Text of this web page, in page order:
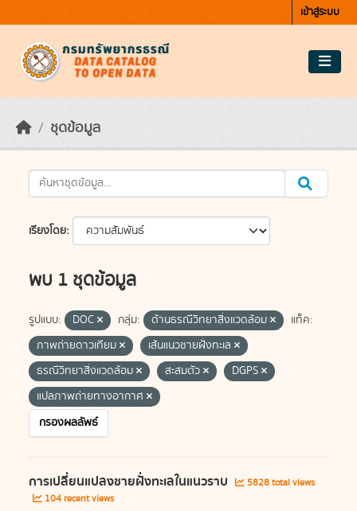
เข้าสู่ระบบ
ชุดข้อมูล
เรียงโดย
พบ 1 ชุดข้อมูล
รูปแบบ: DOC กลุ่ม: ด้านธรณีวิทยาสิ่งแวดล้อม
แท็ค:
ภาพถ่ายดาวเทียม
เส้นแนวชายฝั่งทะเล
ธรณีวิทยาสิ่งแวดล้อม
สะสมตัว
DGPS
แปลภาพถ่ายทางอากาศ
กรองผลลัพธ์
การเปลี่ยนแปลงชายฝั่งทะเลในแนวราบ
5828 total views
104 recent views